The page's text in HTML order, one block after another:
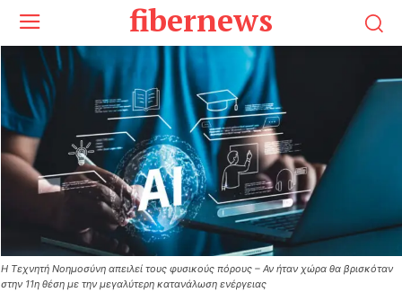
fibernews
Η Τεχνητή Νοημοσύνη απειλεί τους φυσικούς πόρους – Αν ήταν χώρα θα βρισκόταν
στην 11η θέση με την μεγαλύτερη κατανάλωση ενέργειας